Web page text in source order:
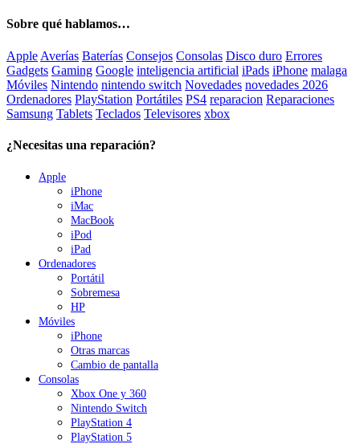
Sobre qué hablamos…
Apple Averías Baterías Consejos Consolas Disco duro Errores
Gadgets Gaming Google inteligencia artificial iPads iPhone malaga
Móviles Nintendo nintendo switch Novedades novedades 2026
Ordenadores PlayStation Portátiles PS4 reparacion Reparaciones
Samsung Tablets Teclados Televisores xbox
¿Necesitas una reparación?
Apple
iPhone
iMac
MacBook
iPod
iPad
Ordenadores
Portátil
Sobremesa
HP
Móviles
iPhone
Otras marcas
Cambio de pantalla
Consolas
Xbox One y 360
Nintendo Switch
PlayStation 4
PlayStation 5